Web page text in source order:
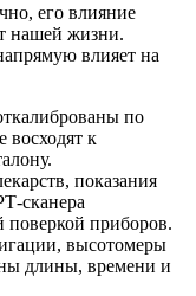
его влияние
нашей жизни.
влияет на
по
восходят к
показания
сканера
поверкой приборов.
высотомеры
длины, времени и